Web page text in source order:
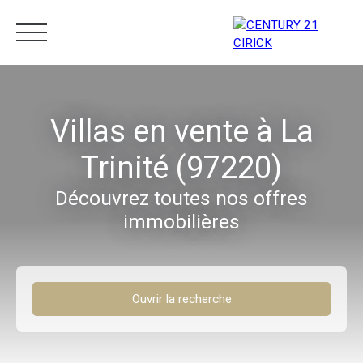
Estimation 05 96 10 62 21
Villas en vente à La
Trinité (97220)
Découvrez toutes nos offres
immobilières
Ouvrir la recherche